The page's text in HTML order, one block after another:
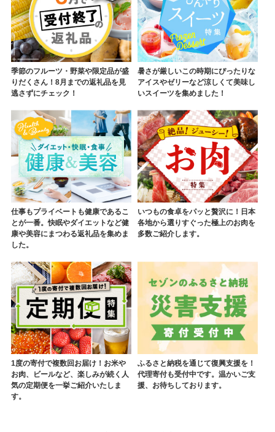
季節のフルーツ・野菜や限定品が盛
りだくさん！8月までの返礼品を見
逃さずにチェック！
暑さが厳しいこの時期にぴったりな
アイスやゼリーなど涼しくて美味し
いスイーツを集めました！
仕事もプライベートも健康であるこ
とが一番。快眠やダイエットなど健
康や美容にまつわる返礼品を集めま
した。
いつもの食卓をパッと贅沢に！日本
各地から選りすぐった極上のお肉を
多数ご紹介します。
1度の寄付で複数回お届け！お米や
お肉、ビールなど、楽しみが続く人
気の定期便を一挙ご紹介いたしま
す。
ふるさと納税を通じて復興支援を！
代理寄付も受付中です。温かいご支
援、お待ちしております。